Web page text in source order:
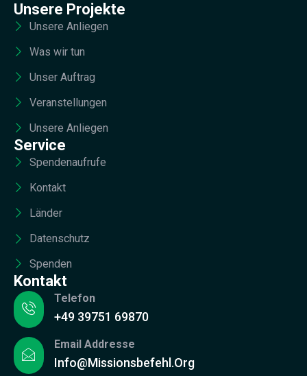
Unsere Projekte
Unsere Anliegen
Was wir tun
Unser Auftrag
Veranstellungen
Unsere Anliegen
Service
Spendenaufrufe
Kontakt
Länder
Datenschutz
Spenden
Kontakt
Telefon
+49 39751 69870
Email Addresse
Info@missionsbefehl.org